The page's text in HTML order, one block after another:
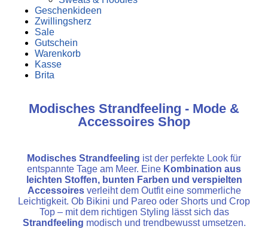
Geschenkideen
Zwillingsherz
Sale
Gutschein
Warenkorb
Kasse
Brita
Modisches Strandfeeling - Mode &
Accessoires Shop
Modisches Strandfeeling ist der perfekte Look für
entspannte Tage am Meer. Eine Kombination aus
leichten Stoffen, bunten Farben und verspielten
Accessoiresverleiht dem Outfit eine sommerliche
Leichtigkeit. Ob Bikini und Pareo oder Shorts und Crop
Top – mit dem richtigen Styling lässt sich das
Strandfeeling modisch und trendbewusst umsetzen.